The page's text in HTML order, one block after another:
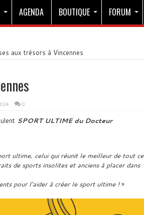
AGENDA BOUTIQUE FORUM
aux trésors à Vincennes
0
SPORT ULTIME du Docteur
ultime, celui qui réunit le meilleur de tout ce
de sports insolites et anciens à placer dans
pour l’aider à créer le sport ultime !»